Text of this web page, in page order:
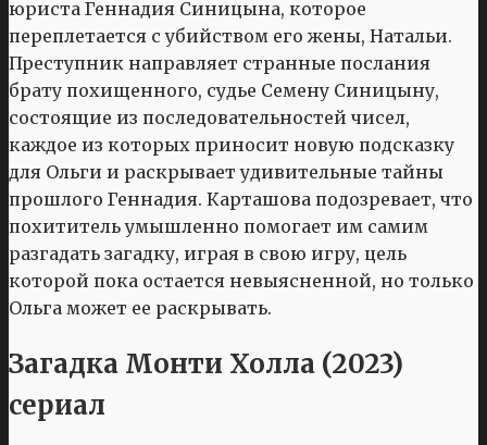
юриста Геннадия Синицына, которое
переплетается с убийством его жены, Натальи.
Преступник направляет странные послания
брату похищенного, судье Семену Синицыну,
состоящие из последовательностей чисел,
каждое из которых приносит новую подсказку
для Ольги и раскрывает удивительные тайны
прошлого Геннадия. Карташова подозревает, что
похититель умышленно помогает им самим
разгадать загадку, играя в свою игру, цель
которой пока остается невыясненной, но только
Ольга может ее раскрывать.
Загадка Монти Холла (2023)
сериал